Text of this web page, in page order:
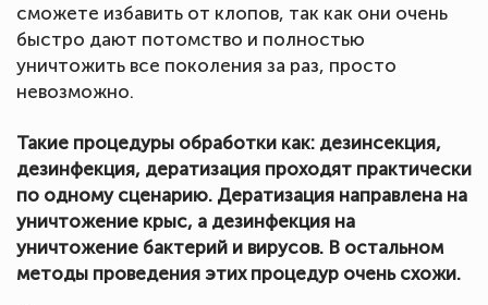
сможете избавить от клопов, так как они очень
быстро дают потомство и полностью
уничтожить все поколения за раз, просто
невозможно.
Такие процедуры обработки как: дезинсекция,
дезинфекция, дератизация проходят практически
по одному сценарию. Дератизация направлена на
уничтожение крыс, а дезинфекция на
уничтожение бактерий и вирусов. В остальном
методы проведения этих процедур очень схожи.